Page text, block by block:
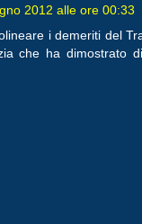
2012 alle ore 00:33
i demeriti del
che ha dimostrato